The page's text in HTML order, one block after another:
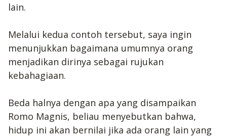
lain.
Melalui kedua contoh tersebut, saya ingin
menunjukkan bagaimana umumnya orang
menjadikan dirinya sebagai rujukan
kebahagiaan.
Beda halnya dengan apa yang disampaikan
Romo Magnis, beliau menyebutkan bahwa,
hidup ini akan bernilai jika ada orang lain yang